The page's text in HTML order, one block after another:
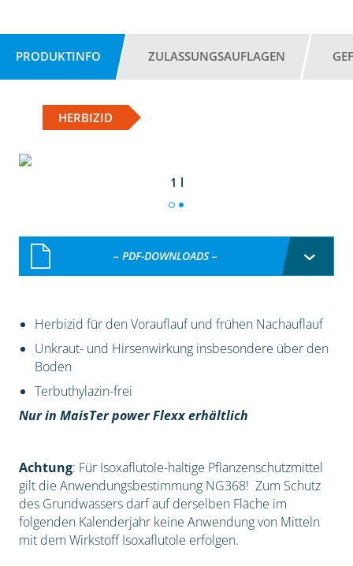
PRODUKTINFO ZULASSUNGSAUFLAGEN
HERBIZID
1 l
– PDF-DOWNLOADS –
Herbizid für den Vorauflauf und frühen Nachauflauf
Unkraut- und Hirsenwirkung insbesondere über den
Boden
Terbuthylazin-frei
Nur in MaisTer power Flexx erhältlich
Achtung: Für Isoxaflutole-haltige Pflanzenschutzmittel
gilt die Anwendungsbestimmung NG368! Zum Schutz
des Grundwassers darf auf derselben Fläche im
folgenden Kalenderjahr keine Anwendung von Mitteln
mit dem Wirkstoff Isoxaflutole erfolgen.